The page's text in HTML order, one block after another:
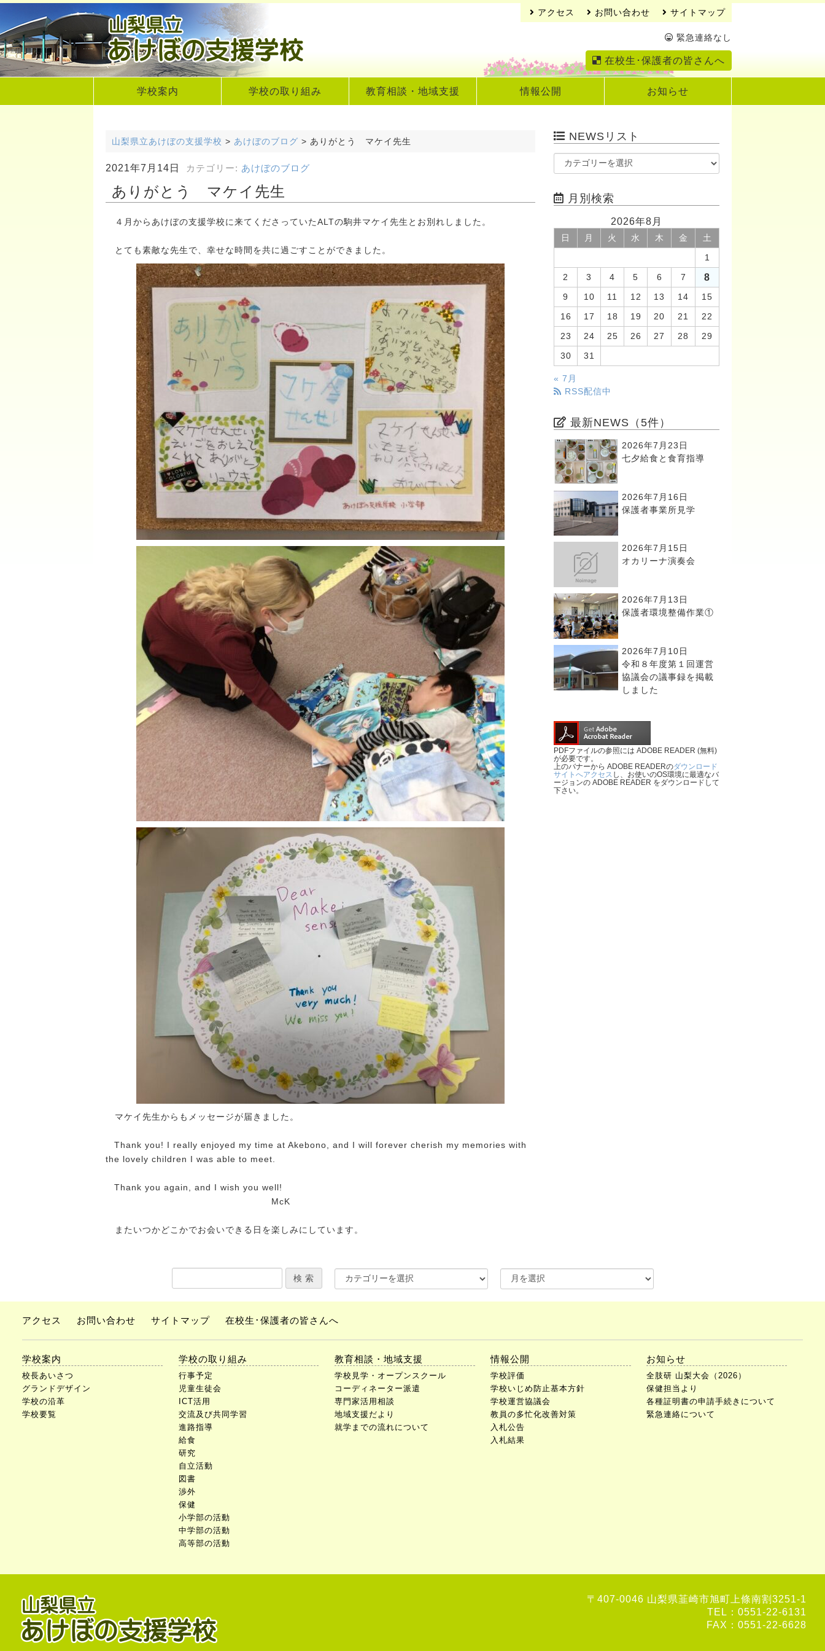
サイトマップ
お問い合わせ
アクセス
緊急連絡なし
在校生･保護者の皆さんへ
学校案内 学校の取り組み 教育相談・地域支援 情報公開 お知らせ
山梨県立あけぼの支援学校 > あけぼのブログ > ありがとう マケイ先生
2021年7月14日 カテゴリー: あけぼのブログ
ありがとう マケイ先生
４月からあけぼの支援学校に来てくださっていたALTの駒井マケイ先生とお別れしました。
とても素敵な先生で、幸せな時間を共に過ごすことができました。
マケイ先生からもメッセージが届きました。
Thank you! I really enjoyed my time at Akebono, and I will forever cherish my memories with
the lovely children I was able to meet.
Thank you again, and I wish you well!
McK
またいつかどこかでお会いできる日を楽しみにしています。
NEWSリスト
月別検索
2026年8月
日 月 火 水 木 金 土
1
2 3 4 5 6 7 8
9 10 11 12 13 14 15
16 17 18 19 20 21 22
23 24 25 26 27 28 29
30 31
« 7月
RSS配信中
最新NEWS（5件）
2026年7月23日
七夕給食と食育指導
2026年7月16日
保護者事業所見学
2026年7月15日
オカリーナ演奏会
2026年7月13日
保護者環境整備作業①
2026年7月10日
令和８年度第１回運営
協議会の議事録を掲載
しました
PDFファイルの参照には ADOBE READER (無料)
が必要です。
上のバナーから ADOBE READERのダウンロード
サイトへアクセス し、お使いのOS環境に最適なバ
ージョンの ADOBE READER をダウンロードして
下さい。
アクセス お問い合わせ サイトマップ 在校生･保護者の皆さんへ
学校案内
校長あいさつ
グランドデザイン
学校の沿革
学校要覧
学校の取り組み
行事予定
児童生徒会
ICT活用
交流及び共同学習
進路指導
給食
研究
自立活動
図書
渉外
保健
小学部の活動
中学部の活動
高等部の活動
教育相談・地域支援
学校見学・オープンスクール
コーディネーター派遣
専門家活用相談
地域支援だより
就学までの流れについて
情報公開
学校評価
学校いじめ防止基本方針
学校運営協議会
教員の多忙化改善対策
入札公告
入札結果
お知らせ
全肢研 山梨大会（2026）
保健担当より
各種証明書の申請手続きについて
緊急連絡について
〒407-0046 山梨県韮崎市旭町上條南割3251-1
TEL：0551-22-6131
FAX：0551-22-6628